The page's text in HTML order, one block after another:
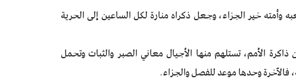
خير الجزاء، وجعل ذكراه منارة لكل الساعين إلى الحرية
الأمم، تستلهم منها الأجيال معاني الصبر والثبات وتحمل
فالآخرة وحدها موعد للفصل والجزاء.